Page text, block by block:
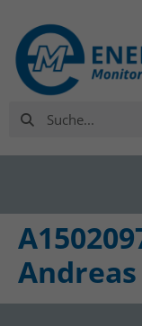
Andreas